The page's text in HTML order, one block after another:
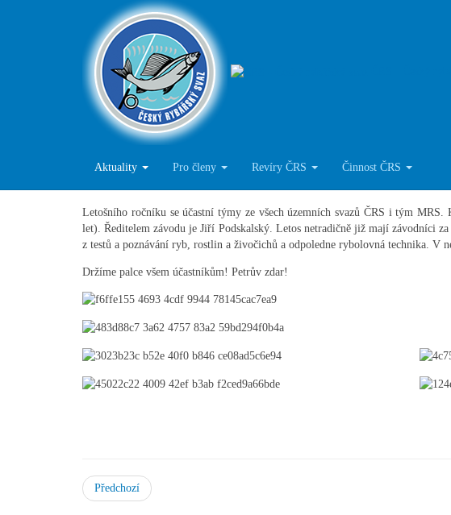
Aktuality Pro členy Revíry ČRS Činnost ČRS
Národní kolo soutěže Zlatá udice je
Podrobnosti
Všeobecné
22. červen 2024
územním svazem a MO ČRS Nepomuk. Zahájení se zúčastnil předseda
Letošního ročníku se účastní týmy ze všech územních svazů ČRS i tým
let). Ředitelem závodu je Jiří Podskalský. Letos netradičně již mají závodníci
z testů a poznávání ryb, rostlin a živočichů a odpoledne rybolovná technika. V
Držíme palce všem účastníkům! Petrův zdar!
Předchozí